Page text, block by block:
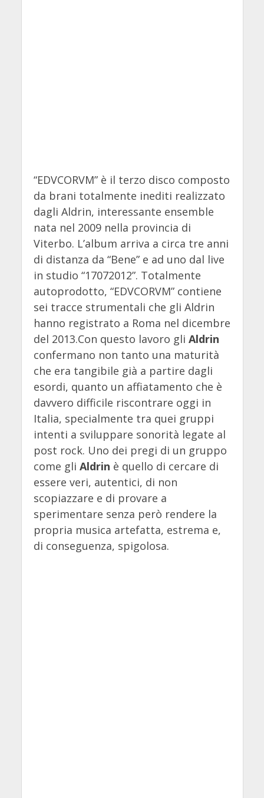
“EDVCORVM” è il terzo disco composto
da brani totalmente inediti realizzato
dagli Aldrin, interessante ensemble
nata nel 2009 nella provincia di
Viterbo. L’album arriva a circa tre anni
di distanza da “Bene” e ad uno dal live
in studio “17072012”. Totalmente
autoprodotto, “EDVCORVM” contiene
sei tracce strumentali che gli Aldrin
hanno registrato a Roma nel dicembre
del 2013.Con questo lavoro gli Aldrin
confermano non tanto una maturità
che era tangibile già a partire dagli
esordi, quanto un affiatamento che è
davvero difficile riscontrare oggi in
Italia, specialmente tra quei gruppi
intenti a sviluppare sonorità legate al
post rock. Uno dei pregi di un gruppo
come gli Aldrin è quello di cercare di
essere veri, autentici, di non
scopiazzare e di provare a
sperimentare senza però rendere la
propria musica artefatta, estrema e,
di conseguenza, spigolosa.